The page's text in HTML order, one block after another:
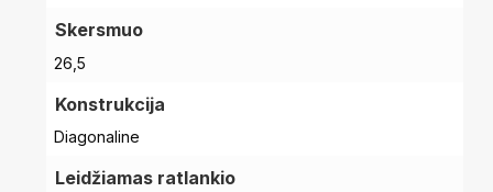
Skersmuo
26,5
Konstrukcija
Diagonaline
Leidžiamas ratlankio